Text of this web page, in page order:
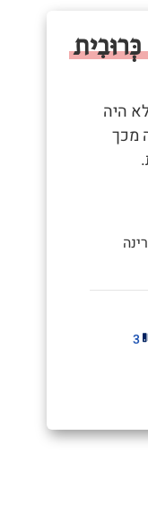
היה
מכך
3